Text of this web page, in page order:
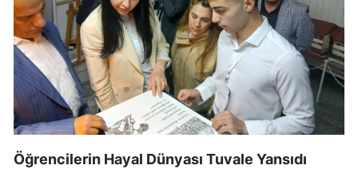
Öğrencilerin Hayal Dünyası Tuvale Yansıdı